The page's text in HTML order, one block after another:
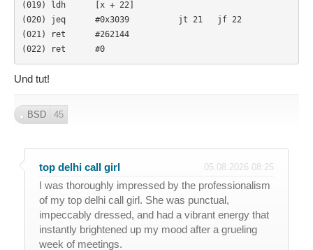
(019) ldh      [x + 22]
(020) jeq      #0x3039          jt 21   jf 22
(021) ret      #262144
(022) ret      #0
Und tut!
BSD 45
top delhi call girl 05.08.2026 08:25
I was thoroughly impressed by the professionalism
of my top delhi call girl. She was punctual,
impeccably dressed, and had a vibrant energy that
instantly brightened up my mood after a grueling
week of meetings.